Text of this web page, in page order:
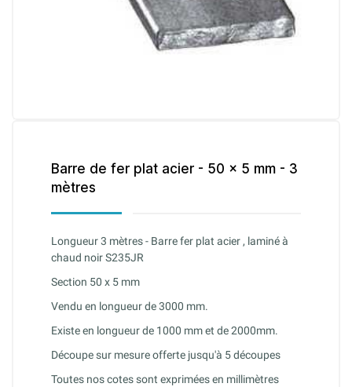
Barre de fer plat acier - 50 x 5 mm - 3
mètres
Longueur 3 mètres - Barre fer plat acier , laminé à
chaud noir S235JR
Section 50 x 5 mm
Vendu en longueur de 3000 mm.
Existe en longueur de 1000 mm et de 2000mm.
Découpe sur mesure offerte jusqu'à 5 découpes
Toutes nos cotes sont exprimées en millimètres